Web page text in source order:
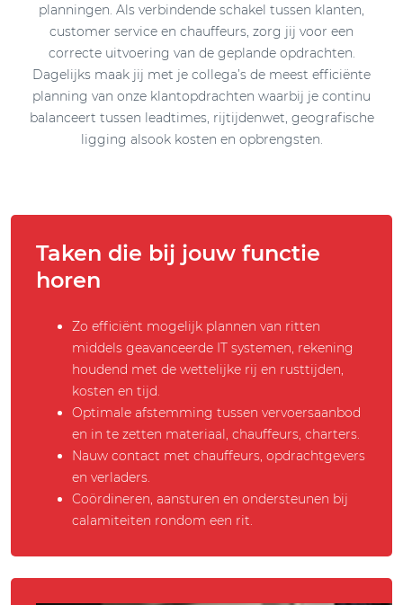
planningen. Als verbindende schakel tussen klanten,
customer service en chauffeurs, zorg jij voor een
correcte uitvoering van de geplande opdrachten.
Dagelijks maak jij met je collega’s de meest efficiënte
planning van onze klantopdrachten waarbij je continu
balanceert tussen leadtimes, rijtijdenwet, geografische
ligging alsook kosten en opbrengsten.
Taken die bij jouw functie
horen
Zo efficiënt mogelijk plannen van ritten
middels geavanceerde IT systemen, rekening
houdend met de wettelijke rij en rusttijden,
kosten en tijd.
Optimale afstemming tussen vervoersaanbod
en in te zetten materiaal, chauffeurs, charters.
Nauw contact met chauffeurs, opdrachtgevers
en verladers.
Coördineren, aansturen en ondersteunen bij
calamiteiten rondom een rit.